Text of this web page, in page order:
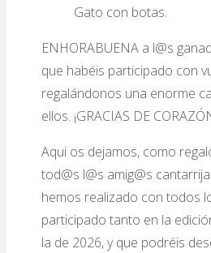
Gato con botas.
ENHORABUENA a l@s
que habéis participado con
regalándonos una enorme
ellos. ¡GRACIAS DE
Aqui os dejamos, como
tod@s l@s amig@s
hemos realizado con todos
participado tanto en la
la de 2026, y que podréis